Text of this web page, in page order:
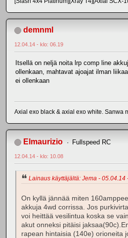
demnml
12.04.14 - klo: 06.19
Itsellä on neljä noita lrp comp line
ollenkaan, mahtavat ajoajat ilman
ei ollenkaan
Axial exo black & axial exo white. Sanwa
Elmaurizio Fullspeed RC
12.04.14 - klo: 10.08
Lainaus käyttäjältä: Jema - 05.04.14
On kyllä jännää miten
akkuja 4wd corrissa. Jos
voi heittää vesilintua koska se
akut onneksi pitäisi
rapean hintaisia (140e) orioneita